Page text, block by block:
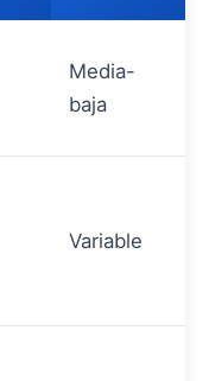
Media-
baja
Variable